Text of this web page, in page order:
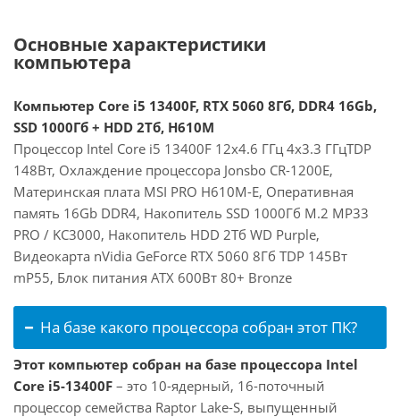
Основные характеристики
компьютера
Компьютер Core i5 13400F, RTX 5060 8Гб, DDR4 16Gb,
SSD 1000Гб + HDD 2Тб, H610M
Процессор Intel Core i5 13400F 12x4.6 ГГц 4x3.3 ГГцTDP
148Вт, Охлаждение процессора Jonsbo CR-1200E,
Материнская плата MSI PRO H610M-E, Оперативная
память 16Gb DDR4, Накопитель SSD 1000Гб M.2 MP33
PRO / KC3000, Накопитель HDD 2Тб WD Purple,
Видеокарта nVidia GeForce RTX 5060 8Гб TDP 145Вт
mP55, Блок питания ATX 600Вт 80+ Bronze
На базе какого процессора собран этот ПК?
Этот компьютер собран на базе процессора Intel
Core i5-13400F – это 10-ядерный, 16-поточный
процессор семейства Raptor Lake-S, выпущенный